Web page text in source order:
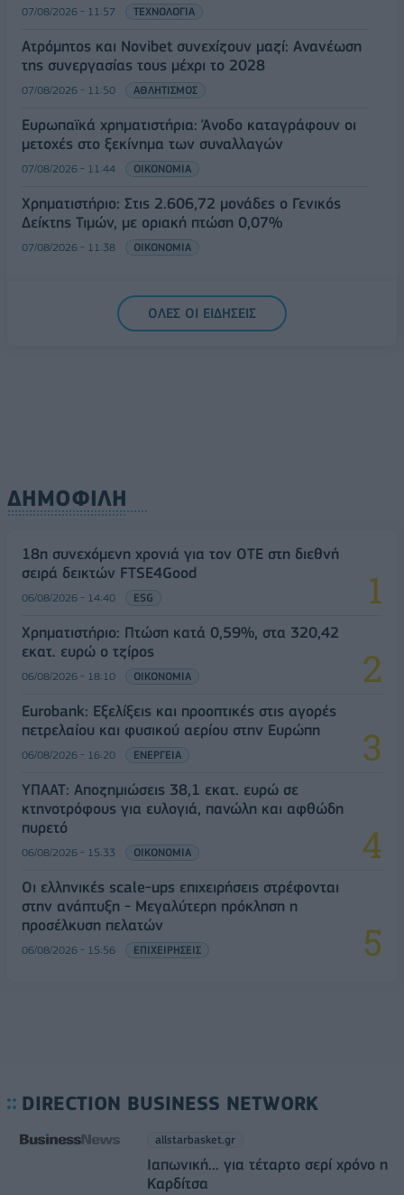
07/08/2026 - 11:57 ΤΕΧΝΟΛΟΓΙΑ
Ατρόμητος και Novibet συνεχίζουν μαζί: Ανανέωση
της συνεργασίας τους μέχρι το 2028
07/08/2026 - 11:50 ΑΘΛΗΤΙΣΜΟΣ
Ευρωπαϊκά χρηματιστήρια: Άνοδο καταγράφουν οι
μετοχές στο ξεκίνημα των συναλλαγών
07/08/2026 - 11:44 ΟΙΚΟΝΟΜΙΑ
Χρηματιστήριο: Στις 2.606,72 μονάδες ο Γενικός
Δείκτης Τιμών, με οριακή πτώση 0,07%
07/08/2026 - 11:38 ΟΙΚΟΝΟΜΙΑ
ΟΛΕΣ ΟΙ ΕΙΔΗΣΕΙΣ
ΔΗΜΟΦΙΛΗ
18η συνεχόμενη χρονιά για τον ΟΤΕ στη διεθνή
σειρά δεικτών FTSE4Good
06/08/2026 - 14:40 ESG
Χρηματιστήριο: Πτώση κατά 0,59%, στα 320,42
εκατ. ευρώ ο τζίρος
06/08/2026 - 18:10 ΟΙΚΟΝΟΜΙΑ
Eurobank: Εξελίξεις και προοπτικές στις αγορές
πετρελαίου και φυσικού αερίου στην Ευρώπη
06/08/2026 - 16:20 ΕΝΕΡΓΕΙΑ
ΥΠΑΑΤ: Αποζημιώσεις 38,1 εκατ. ευρώ σε
κτηνοτρόφους για ευλογιά, πανώλη και αφθώδη
πυρετό
06/08/2026 - 15:33 ΟΙΚΟΝΟΜΙΑ
Οι ελληνικές scale-ups επιχειρήσεις στρέφονται
στην ανάπτυξη - Μεγαλύτερη πρόκληση η
προσέλκυση πελατών
06/08/2026 - 15:56 ΕΠΙΧΕΙΡΗΣΕΙΣ
DIRECTION BUSINESS NETWORK
allstarbasket.gr
Ιαπωνική... για τέταρτο σερί χρόνο η
Καρδίτσα